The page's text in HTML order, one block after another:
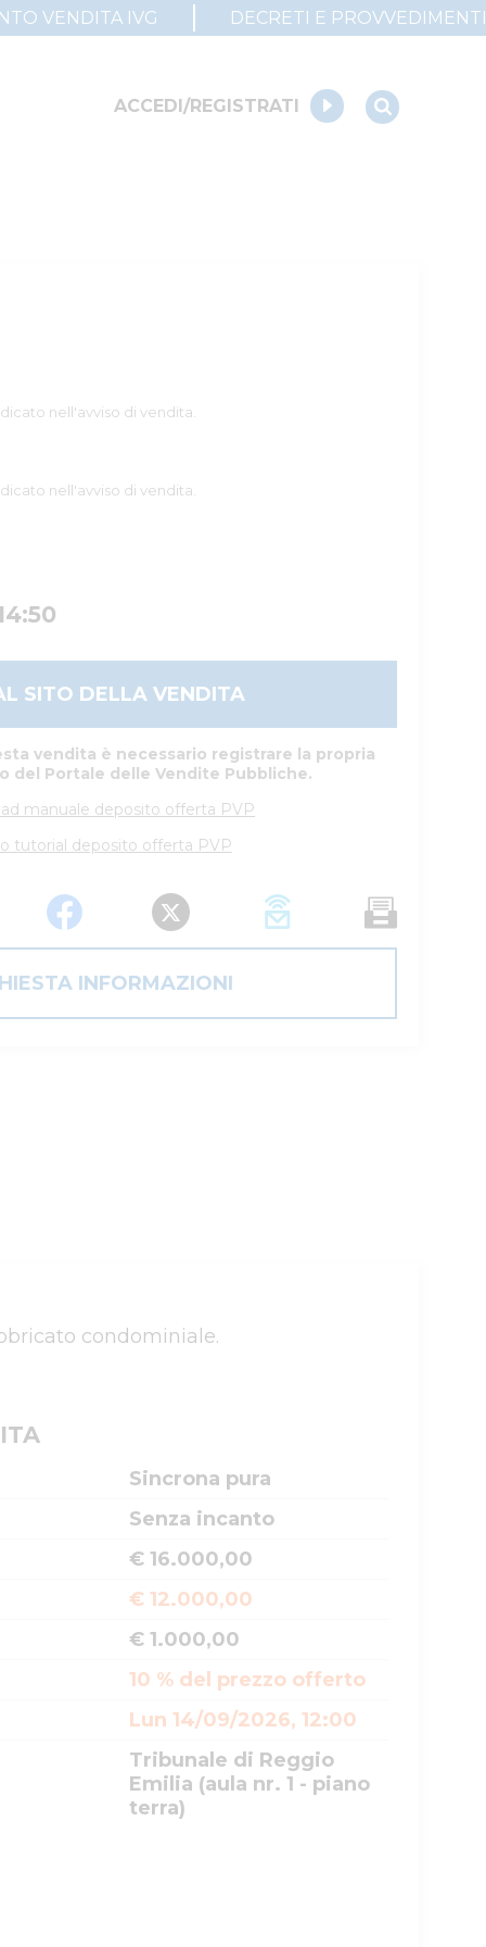
VENDITA IVG DECRETI E PROVVEDIMENTI
ACCEDI/REGISTRATI
nell'avviso di vendita.
nell'avviso di vendita.
SITO DELLA VENDITA
vendita è necessario registrare la propria
del Portale delle Vendite Pubbliche.
manuale deposito offerta PVP
tutorial deposito offerta PVP
INFORMAZIONI
condominiale.
Sincrona pura
Senza incanto
€ 16.000,00
€ 12.000,00
€ 1.000,00
10 % del prezzo offerto
Lun 14/09/2026, 12:00
Tribunale di Reggio
Emilia (aula nr. 1 - piano
terra)